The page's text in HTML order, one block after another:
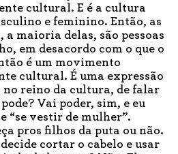
cultural. E é a cultura
e feminino. Então, as
a maioria delas, são pessoas
em desacordo com o que o
é um movimento
cultural. É uma expressão
no reino da cultura, de falar
Vai poder, sim, e eu
“se vestir de mulher”.
pros filhos da puta ou não.
cortar o cabelo e usar